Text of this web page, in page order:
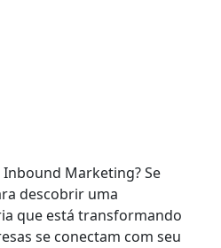
Marketing? Se
descobrir uma
que está transformando
se conectam com seu